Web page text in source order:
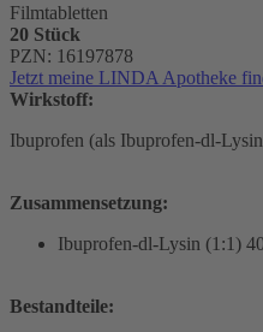
Filmtabletten
20 Stück
PZN: 16197878
Jetzt meine LINDA Apotheke
Wirkstoff:
Ibuprofen (als Ibuprofen-dl-
Zusammensetzung:
Ibuprofen-dl-Lysin (1:1)
Bestandteile: